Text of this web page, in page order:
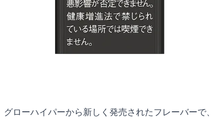
グローハイパーから新しく発売されたフレーバーで、